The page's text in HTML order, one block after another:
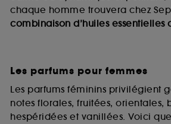
chaque homme trouvera chez
combinaison d’huiles essentielles
Les parfums pour femmes
Les parfums féminins privilégient
notes florales, fruitées, orientales,
hespéridées et vanillées. Voici